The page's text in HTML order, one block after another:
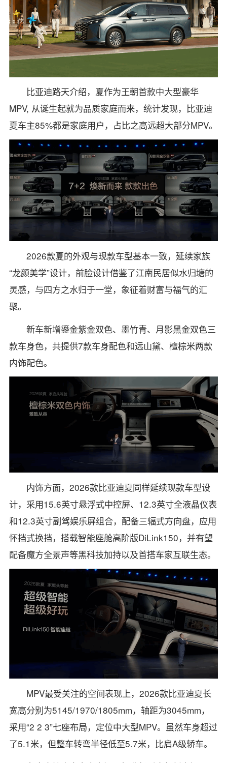
比亚迪路天介绍，夏作为王朝首款中大型豪华
MPV, 从诞生起就为品质家庭而来，统计发现，比亚迪
夏车主85%都是家庭用户，占比之高远超大部分MPV。
2026款夏的外观与现款车型基本一致，延续家族
“龙颜美学”设计，前脸设计借鉴了江南民居似水归塘的
灵感，与四方之水归于一堂，象征着财富与福气的汇
聚。
新车新增鎏金紫金双色、墨竹青、月影黑金双色三
款车身色，共提供7款车身配色和远山黛、檀棕米两款
内饰配色。
内饰方面，2026款比亚迪夏同样延续现款车型设
计，采用15.6英寸悬浮式中控屏、12.3英寸全液晶仪表
和12.3英寸副驾娱乐屏组合，配备三辐式方向盘，应用
怀挡式换挡，搭载智能座舱高阶版DiLink150，并有望
配备魔方全景声等黑科技加持以及首搭车家互联生态。
MPV最受关注的空间表现上，2026款比亚迪夏长
宽高分别为5145/1970/1805mm，轴距为3045mm，
采用“2 2 3”七座布局，定位中大型MPV。虽然车身超过
了5.1米，但整车转弯半径低至5.7米，比肩A级轿车。